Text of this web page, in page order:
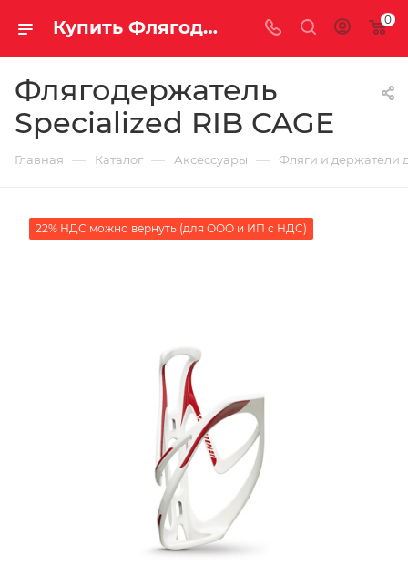
Купить Флягодержатель Specialized RIB CAGE за рублей, а со скидкой 0
Флягодержатель
Specialized RIB CAGE
Главная — Каталог — Аксессуары — Фляги и держатели
22% НДС можно вернуть (для ООО и ИП с НДС)